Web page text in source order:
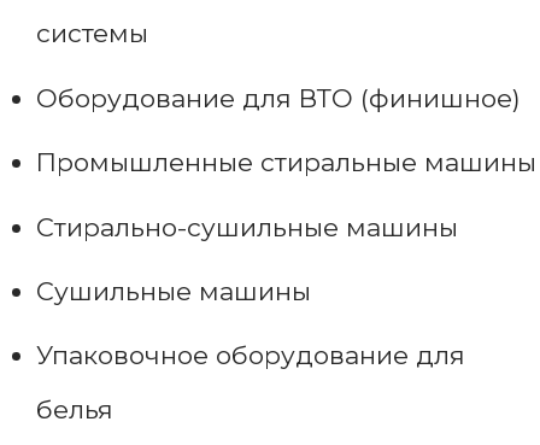
системы
Оборудование для ВТО (финишное)
Промышленные стиральные машины
Стирально-сушильные машины
Сушильные машины
Упаковочное оборудование для
белья